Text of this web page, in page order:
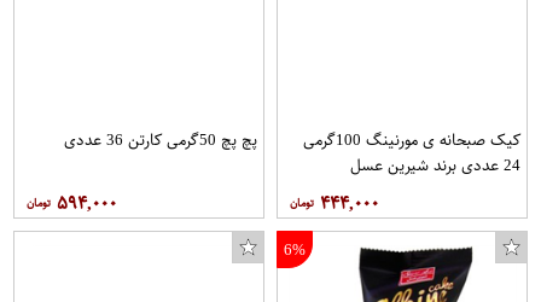
کیک صبحانه ی مورنینگ 100گرمی
24 عددی برند شیرین عسل
۴۴۴,۰۰۰
پچ پچ 50گرمی کارتن 36 عددی
۵۹۴,۰۰۰
6%